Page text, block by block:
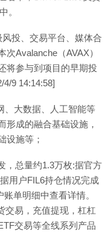
。
投、交易平台、媒体合
Avalanche（AVAX）
将参与到项目的早期投
4/9 14:14:58]
、大数据、人工智能等
形成的融合基础设施，
设施等；
，总量约1.3万枚:据官方
用户FIL6持仓情况完成
单明细中查看详情。
交易，充值提现，杠杠
交易等全线系列产品